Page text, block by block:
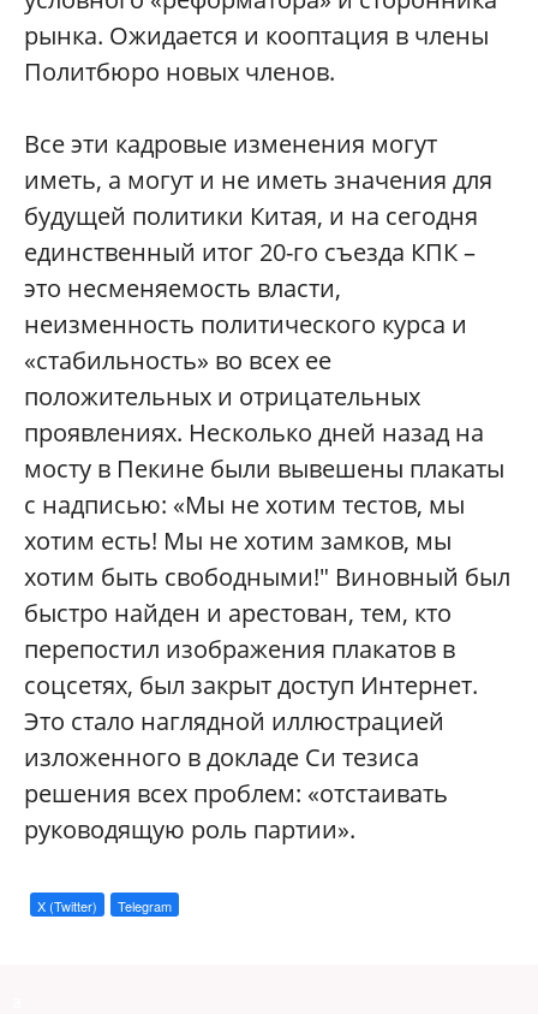
рынка. Ожидается и кооптация в члены
Политбюро новых членов.
Все эти кадровые изменения могут
иметь, а могут и не иметь значения для
будущей политики Китая, и на сегодня
единственный итог 20-го съезда КПК –
это несменяемость власти,
неизменность политического курса и
«стабильность» во всех ее
положительных и отрицательных
проявлениях. Несколько дней назад на
мосту в Пекине были вывешены плакаты
с надписью: «Мы не хотим тестов, мы
хотим есть! Мы не хотим замков, мы
хотим быть свободными!" Виновный был
быстро найден и арестован, тем, кто
перепостил изображения плакатов в
соцсетях, был закрыт доступ Интернет.
Это стало наглядной иллюстрацией
изложенного в докладе Си тезиса
решения всех проблем: «отстаивать
руководящую роль партии».
X (Twitter) Telegram